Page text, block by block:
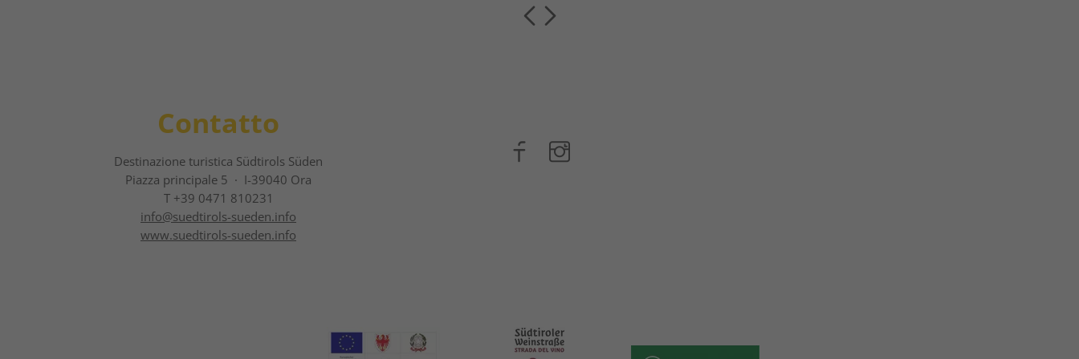
Contatto
Destinazione turistica Südtirols Süden
Piazza principale 5 · I-39040 Ora
T +39 0471 810231
info@suedtirols-sueden.info
www.suedtirols-sueden.info